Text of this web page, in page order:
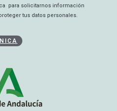
para solicitarnos información
tus datos personales.